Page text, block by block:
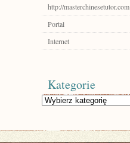
http://masterchinesetutor.com
Portal
Internet
Kategorie
Kategorie